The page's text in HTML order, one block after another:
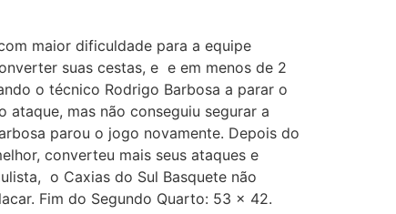
maior dificuldade para a equipe
suas cestas, e e em menos de 2
o técnico Rodrigo Barbosa a parar o
mas não conseguiu segurar a
parou o jogo novamente. Depois do
converteu mais seus ataques e
o Caxias do Sul Basquete não
Fim do Segundo Quarto: 53 x 42.